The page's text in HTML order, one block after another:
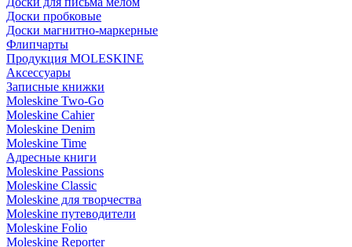
Доски пробковые
Доски магнитно-маркерные
Флипчарты
Продукция MOLESKINE
Аксессуары
Записные книжки
Moleskine Two-Go
Moleskine Cahier
Moleskine Denim
Moleskine Time
Адресные книги
Moleskine Passions
Moleskine Classic
Moleskine для творчества
Moleskine путеводители
Moleskine Folio
Moleskine Reporter